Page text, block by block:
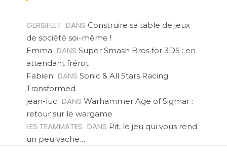
GERSIFLET DANS Construire sa table de jeux
de société soi-même !
Emma DANS Super Smash Bros for 3DS : en
attendant frérot
Fabien DANS Sonic & All Stars Racing
Transformed
jean-luc DANS Warhammer Age of Sigmar :
retour sur le wargame
LES TEAMMATES DANS Pit, le jeu qui vous rend
un peu vache…